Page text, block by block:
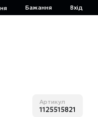
Бажання Вхід
Артикул
1125515821